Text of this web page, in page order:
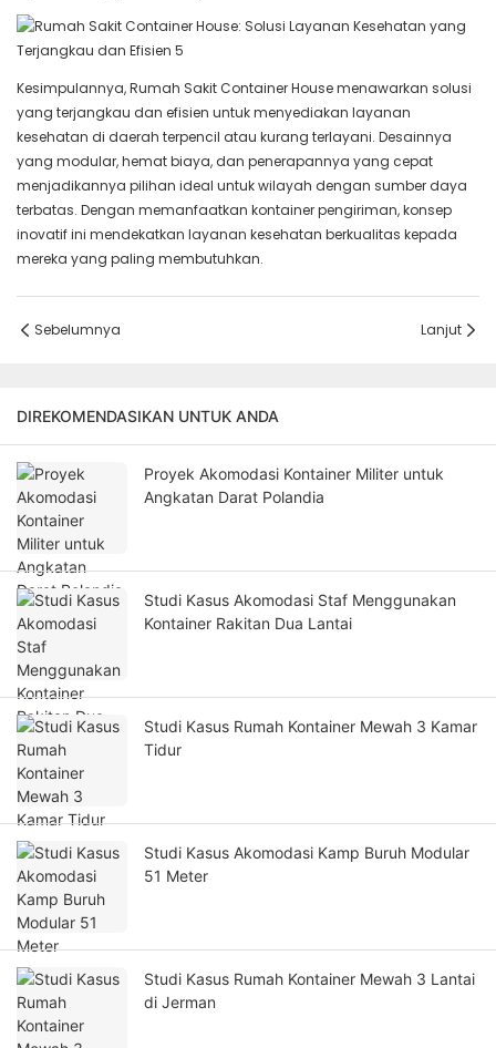
Kesimpulannya, Rumah Sakit Container House menawarkan solusi
yang terjangkau dan efisien untuk menyediakan layanan
kesehatan di daerah terpencil atau kurang terlayani. Desainnya
yang modular, hemat biaya, dan penerapannya yang cepat
menjadikannya pilihan ideal untuk wilayah dengan sumber daya
terbatas. Dengan memanfaatkan kontainer pengiriman, konsep
inovatif ini mendekatkan layanan kesehatan berkualitas kepada
mereka yang paling membutuhkan.
Sebelumnya Lanjut
DIREKOMENDASIKAN UNTUK ANDA
Proyek Akomodasi Kontainer Militer untuk
Angkatan Darat Polandia
Studi Kasus Akomodasi Staf Menggunakan
Kontainer Rakitan Dua Lantai
Studi Kasus Rumah Kontainer Mewah 3 Kamar
Tidur
Studi Kasus Akomodasi Kamp Buruh Modular
51 Meter
Studi Kasus Rumah Kontainer Mewah 3 Lantai
di Jerman